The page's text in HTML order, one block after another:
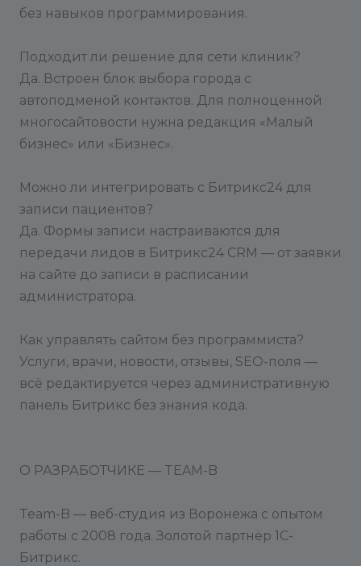
без навыков программирования.
Подходит ли решение для сети клиник?
Да. Встроен блок выбора города с
автоподменой контактов. Для полноценной
многосайтовости нужна редакция «Малый
бизнес» или «Бизнес».
Можно ли интегрировать с Битрикс24 для
записи пациентов?
Да. Формы записи настраиваются для
передачи лидов в Битрикс24 CRM — от заявки
на сайте до записи в расписании
администратора.
Как управлять сайтом без программиста?
Услуги, врачи, новости, отзывы, SEO-поля —
всё редактируется через административную
панель Битрикс без знания кода.
О РАЗРАБОТЧИКЕ — TEAM-B
Team-B — веб-студия из Воронежа с опытом
работы с 2008 года. Золотой партнёр 1С-
Битрикс.